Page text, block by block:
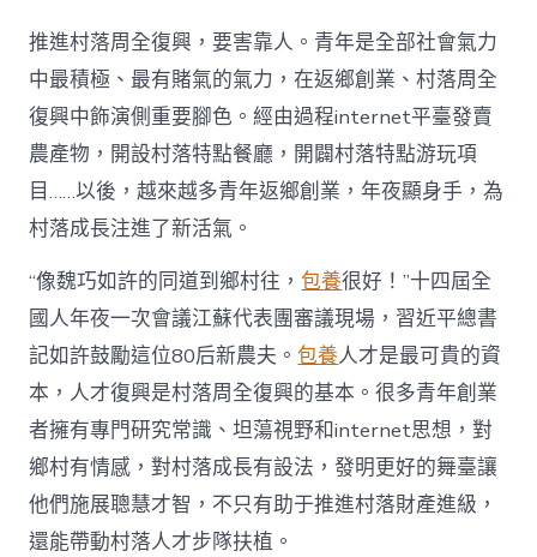
落
財
產
復
興
注
進
人
水
甜
心
寶
物
查
包
養
網
_
中
推進村落周全復興，要害靠人。青年是全部社會氣力
中最積極、最有賭氣的氣力，在返鄉創業、村落周全
復興中飾演側重要腳色。經由過程internet平臺發賣
農產物，開設村落特點餐廳，開闢村落特點游玩項
目……以後，越來越多青年返鄉創業，年夜顯身手，為
村落成長注進了新活氣。
“像魏巧如許的同道到鄉村往，包養很好！”十四屆全
國人年夜一次會議江蘇代表團審議現場，習近平總書
記如許鼓勵這位80后新農夫。包養人才是最可貴的資
本，人才復興是村落周全復興的基本。很多青年創業
者擁有專門研究常識、坦蕩視野和internet思想，對
鄉村有情感，對村落成長有設法，發明更好的舞臺讓
他們施展聰慧才智，不只有助于推進村落財產進級，
還能帶動村落人才步隊扶植。